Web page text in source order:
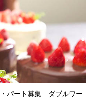
・パート募集 ダブルワー